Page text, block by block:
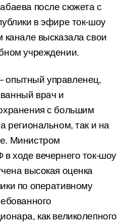
после сюжета с
в эфире ток-шоу
высказала свои
учреждении.
управленец,
врач и
с большим
региональном, так и на
Министром
ходе вечернего ток-шоу
высокая оценка
по оперативному
как великолепного